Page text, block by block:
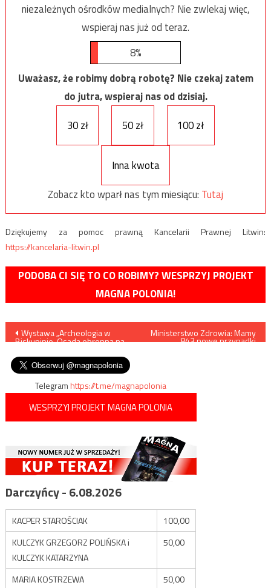
niezależnych ośrodków medialnych? Nie zwlekaj więc,
wspieraj nas już od teraz.
8%
Uważasz, że robimy dobrą robotę? Nie czekaj zatem
do jutra, wspieraj nas od dzisiaj.
30 zł
50 zł 100 zł
Inna kwota
Zobacz kto wparł nas tym miesiącu: Tutaj
Dziękujemy za pomoc prawną Kancelarii Prawnej Litwin:
https://kancelaria-litwin.pl
PODOBA CI SIĘ TO CO ROBIMY? WESPRZYJ PROJEKT
MAGNA POLONIA!
Nawigacja
wpisu
Wystawa „Archeologia w
Biskupinie. Osada obronna na
Ministerstwo Zdrowia: Mamy
843 nowe przypadki
Telegramhttps://t.me/magnapolonia
WESPRZYJ PROJEKT MAGNA POLONIA
Darczyńcy - 6.08.2026
KACPER STAROŚCIAK
100,00
KULCZYK GRZEGORZ POLIŃSKA i
KULCZYK KATARZYNA
50,00
MARIA KOSTRZEWA 50,00